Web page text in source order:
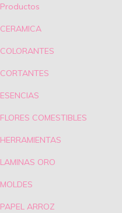
Productos
CERAMICA
COLORANTES
CORTANTES
ESENCIAS
FLORES COMESTIBLES
HERRAMIENTAS
LAMINAS ORO
MOLDES
PAPEL ARROZ